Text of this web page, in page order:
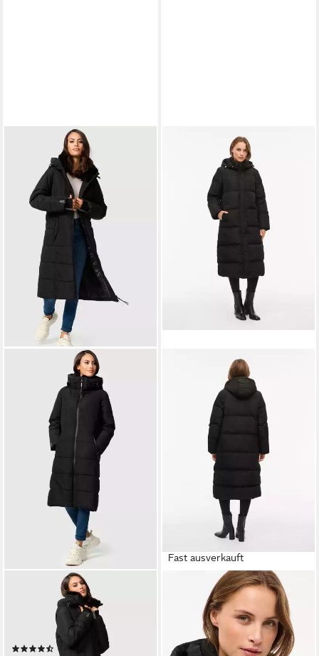
Steppjacke Zuraraa XVI
langer Winter Mantel
(38)
Fast ausverkauft
Steppmantel VISTARI LONG
DOWN COAT - NOOS
179,99 €